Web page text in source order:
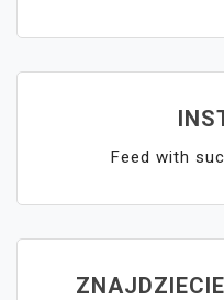
Feed with